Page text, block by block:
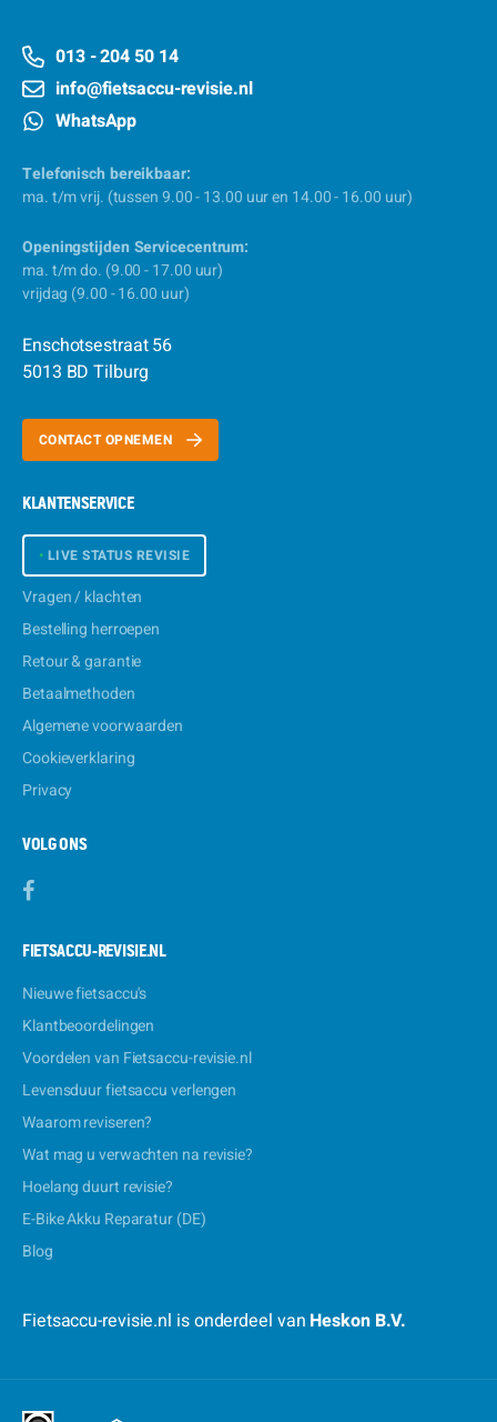
013 - 204 50 14
info@fietsaccu-revisie.nl
WhatsApp
Telefonisch bereikbaar:
ma. t/m vrij. (tussen 9.00 - 13.00 uur en 14.00 - 16.00 uur)
Openingstijden Servicecentrum:
ma. t/m do. (9.00 - 17.00 uur)
vrijdag (9.00 - 16.00 uur)
Enschotsestraat 56
5013 BD Tilburg
CONTACT OPNEMEN
KLANTENSERVICE
• LIVE STATUS REVISIE
Vragen / klachten
Bestelling herroepen
Retour & garantie
Betaalmethoden
Algemene voorwaarden
Cookieverklaring
Privacy
VOLG ONS
FIETSACCU-REVISIE.NL
Nieuwe fietsaccu's
Klantbeoordelingen
Voordelen van Fietsaccu-revisie.nl
Levensduur fietsaccu verlengen
Waarom reviseren?
Wat mag u verwachten na revisie?
Hoelang duurt revisie?
E-Bike Akku Reparatur (DE)
Blog
Fietsaccu-revisie.nl is onderdeel van Heskon B.V.